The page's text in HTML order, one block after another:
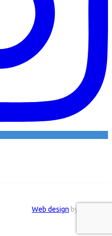
Web design by Addicted